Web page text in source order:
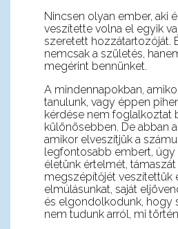
Nincsen olyan ember, aki
veszítette volna el egyik
szeretett hozzátartozóját.
nemcsak a születés,
megérint bennünket.
A mindennapokban,
tanulunk, vagy éppen
kérdése nem foglalkoztat
különösebben. De abban
amikor elveszítjük a
legfontosabb embert,
életünk értelmét,
megszépítőjét veszítettük
elmúlásunkat, saját
és elgondolkodunk, hogy
nem tudunk arról, mi